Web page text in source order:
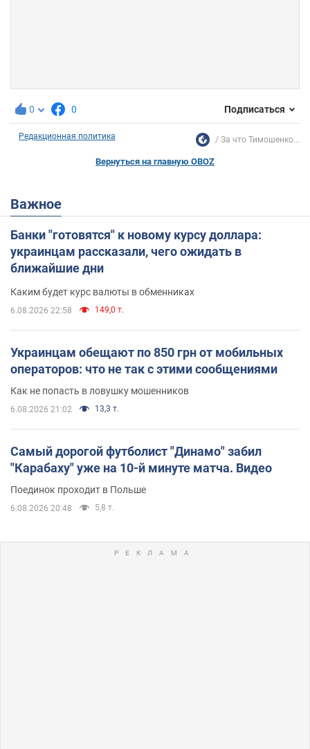
0 0 Подписаться
Редакционная политика За что Тимошенко...
Вернуться на главную OBOZ
Важное
Банки "готовятся" к новому курсу доллара:
украинцам рассказали, чего ожидать в
ближайшие дни
Каким будет курс валюты в обменниках
6.08.2026 22:58 149,0 т.
Украинцам обещают по 850 грн от мобильных
операторов: что не так с этими сообщениями
Как не попасть в ловушку мошенников
6.08.2026 21:02 13,3 т.
Самый дорогой футболист "Динамо" забил
"Карабаху" уже на 10-й минуте матча. Видео
Поединок проходит в Польше
6.08.2026 20:48 5,8 т.